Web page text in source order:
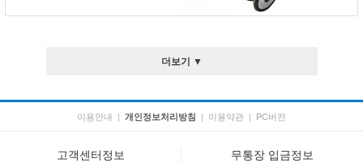
더보기 ▼
이용안내 | 개인정보처리방침 | 이용약관 | PC버전
고객센터정보 무통장 입금정보